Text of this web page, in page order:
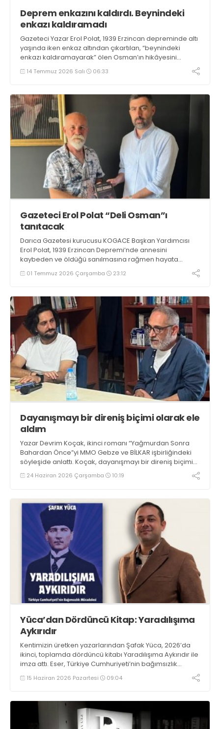
Deprem enkazını kaldırdı. Beynindeki
enkazı kaldıramadı
Gazeteci Yazar Erol Polat, 1939 Erzincan depreminde altı
yaşında iken enkaz altından çıkartılan, “beynindeki
enkazı kaldıramayarak” ölen Osman’ın hikâyesini
anlattığı Deli Osman’ı imzaladı
14 Temmuz 2026 Salı 06:33
Gazeteci Erol Polat “Deli Osman”ı
tanıtacak
Darıca Gazetesi kurucusu KOGACE Başkan Yardımcısı
Erol Polat, 1939 Erzincan Depremi’nde annesini
kaybeden ve öldüğü sanılmasına rağmen hayata
tutunan Osman ve ailesini konu edindiği romanı Deli
Osman’ı 13 Temmuz Pazartesi günü tanıtıp imzalayacak.
01 Temmuz 2026 Çarşamba 23:12
Dayanışmayı bir direniş biçimi olarak ele
aldım
Yazar Devrim Koçak, ikinci romanı “Yağmurdan Sonra
Bahardan Önce”yi MMO Gebze ve BİLKAR işbirliğindeki
söyleşide anlattı. Koçak, dayanışmayı bir direniş biçimi
olarak ele aldığını belirtti.
24 Haziran 2026 Çarşamba 10:19
Yüca’dan Dördüncü Kitap: Yaradılışıma
Aykırıdır
Kentimizin üretken yazarlarından Şafak Yüca, 2026’da
ikinci, toplamda dördüncü kitabı Yaradılışıma Aykırıdır ile
imza attı. Eser, Türkiye Cumhuriyeti’nin bağımsızlık
mücadelesini farklı sorular ve titiz bir araştırma ile ele
alıyor.
15 Haziran 2026 Pazartesi 09:04